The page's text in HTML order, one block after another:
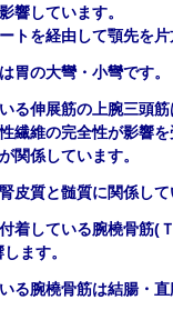
響しています。
トを経由して顎先を片
胃の大彎・小彎です。
る伸展筋の上腕三頭筋
繊維の完全性が影響
関係しています。
皮質と髄質に関係して
着している腕橈骨筋(Ｔ
ます。
る腕橈骨筋は結腸・直